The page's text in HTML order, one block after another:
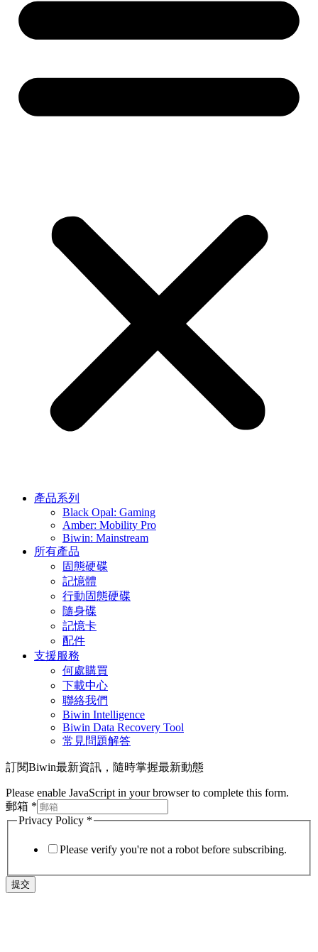
產品系列
Black Opal: Gaming
Amber: Mobility Pro
Biwin: Mainstream
所有產品
固態硬碟
記憶體
行動固態硬碟
隨身碟
記憶卡
配件
支援服務
何處購買
下載中心
聯絡我們
Biwin Intelligence
Biwin Data Recovery Tool
常見問題解答
訂閱Biwin最新資訊，隨時掌握最新動態
Please enable JavaScript in your browser to complete this form.
郵箱 *
Privacy Policy *
Please verify you're not a robot before subscribing.
提交